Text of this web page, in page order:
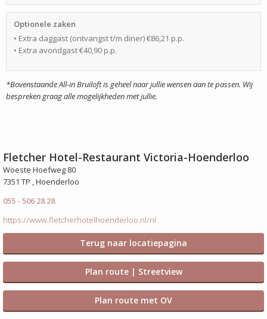
Optionele zaken
• Extra daggast (ontvangst t/m diner) €86,21 p.p.
• Extra avondgast €40,90 p.p.
*Bovenstaande All-in Bruiloft is geheel naar jullie wensen aan te passen. Wij
bespreken graag alle mogelijkheden met jullie.
Fletcher Hotel-Restaurant Victoria-Hoenderloo
Woeste Hoefweg 80
7351 TP , Hoenderloo
055 - 506 28 28
https://www.fletcherhotelhoenderloo.nl/nl
Terug naar locatiepagina
Plan route | Streetview
Plan route met OV